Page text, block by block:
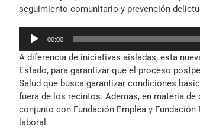
seguimiento comunitario y prevención
Reproductor
audio
00:00
A diferencia de iniciativas aisladas, esta
Estado, para garantizar que el proceso
Salud que busca garantizar condiciones
fuera de los recintos. Además, en materia
conjunto con Fundación Emplea y
laboral.